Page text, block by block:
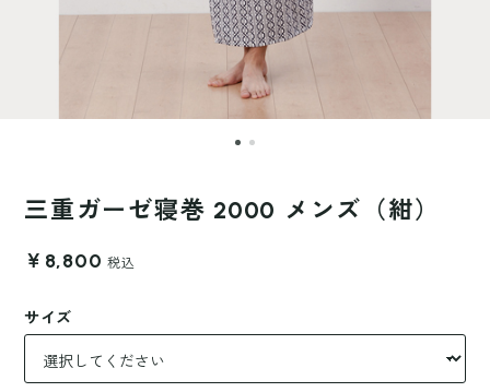
三重ガーゼ寝巻 2000 メンズ（紺）
￥8,800 税込
サイズ